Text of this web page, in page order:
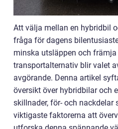
Att välja mellan en hybridbil
fråga för dagens
minska utsläppen och
transportalternativ blir valet
avgörande. Denna artikel
översikt över hybridbilar och
skillnader, för- och nackdelar
viktigaste faktorerna att